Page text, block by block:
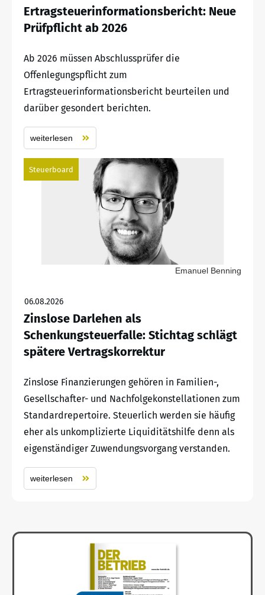
Ertragsteuerinformationsbericht: Neue
Prüfpflicht ab 2026
Ab 2026 müssen Abschlussprüfer die
Offenlegungspflicht zum
Ertragsteuerinformationsbericht beurteilen und
darüber gesondert berichten.
weiterlesen
Steuerboard
Emanuel Benning
06.08.2026
Zinslose Darlehen als
Schenkungsteuerfalle: Stichtag schlägt
spätere Vertragskorrektur
Zinslose Finanzierungen gehören in Familien-,
Gesellschafter- und Nachfolgekonstellationen zum
Standardrepertoire. Steuerlich werden sie häufig
eher als unkomplizierte Liquiditätshilfe denn als
eigenständiger Zuwendungsvorgang verstanden.
weiterlesen